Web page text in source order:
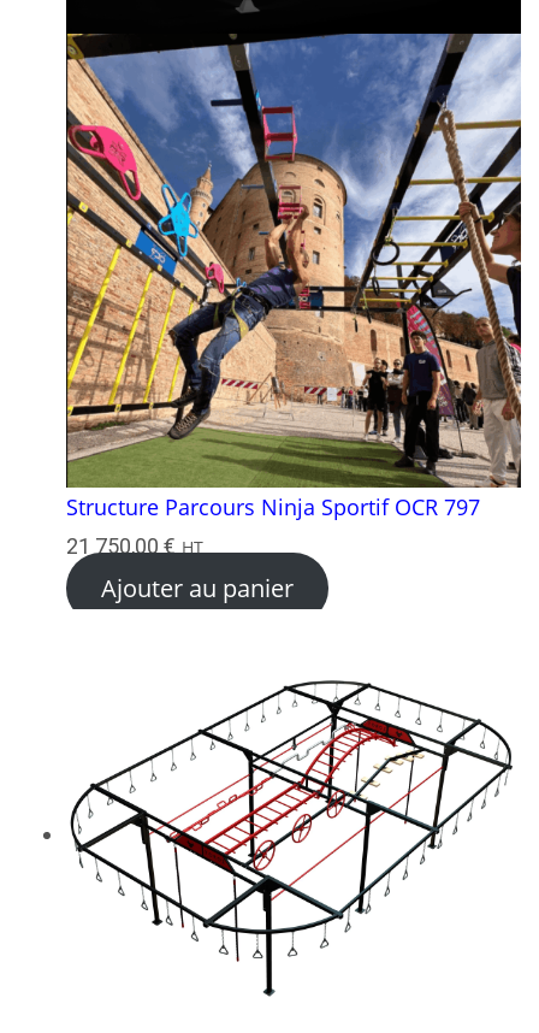
Structure Parcours Ninja Sportif OCR 797
21 750,00 € HT
Ajouter au panier